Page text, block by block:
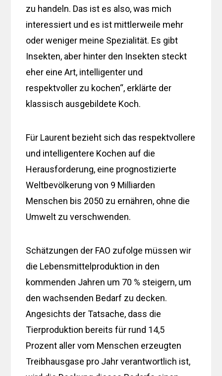
zu handeln. Das ist es also, was mich
interessiert und es ist mittlerweile mehr
oder weniger meine Spezialität. Es gibt
Insekten, aber hinter den Insekten steckt
eher eine Art, intelligenter und
respektvoller zu kochen“, erklärte der
klassisch ausgebildete Koch.
Für Laurent bezieht sich das respektvollere
und intelligentere Kochen auf die
Herausforderung, eine prognostizierte
Weltbevölkerung von 9 Milliarden
Menschen bis 2050 zu ernähren, ohne die
Umwelt zu verschwenden.
Schätzungen der FAO zufolge müssen wir
die Lebensmittelproduktion in den
kommenden Jahren um 70 % steigern, um
den wachsenden Bedarf zu decken.
Angesichts der Tatsache, dass die
Tierproduktion bereits für rund 14,5
Prozent aller vom Menschen erzeugten
Treibhausgase pro Jahr verantwortlich ist,